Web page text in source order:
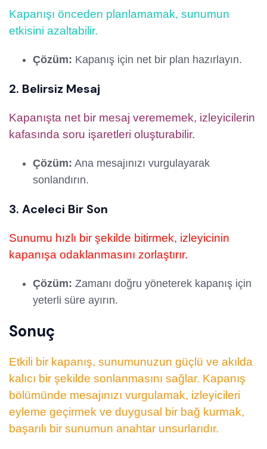
Kapanışı önceden planlamamak, sunumun
etkisini azaltabilir.
Çözüm: Kapanış için net bir plan hazırlayın.
2. Belirsiz Mesaj
Kapanışta net bir mesaj verememek, izleyicilerin
kafasında soru işaretleri oluşturabilir.
Çözüm: Ana mesajınızı vurgulayarak
sonlandırın.
3. Aceleci Bir Son
Sunumu hızlı bir şekilde bitirmek, izleyicinin
kapanışa odaklanmasını zorlaştırır.
Çözüm: Zamanı doğru yöneterek kapanış için
yeterli süre ayırın.
Sonuç
Etkili bir kapanış, sunumunuzun güçlü ve akılda
kalıcı bir şekilde sonlanmasını sağlar. Kapanış
bölümünde mesajınızı vurgulamak, izleyicileri
eyleme geçirmek ve duygusal bir bağ kurmak,
başarılı bir sunumun anahtar unsurlarıdır.